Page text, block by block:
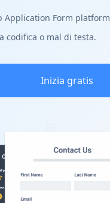
Application Form
codifica o mal di testa.
Inizia gratis